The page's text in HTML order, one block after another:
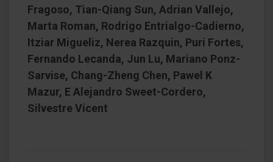
Fragoso, Tian-Qiang Sun, Adrian Vallejo,
Marta Roman, Rodrigo Entrialgo-Cadierno,
Itziar Migueliz, Nerea Razquin, Puri Fortes,
Fernando Lecanda, Jun Lu, Mariano Ponz-
Sarvise, Chang-Zheng Chen, Pawel K
Mazur, E Alejandro Sweet-Cordero,
Silvestre Vicent